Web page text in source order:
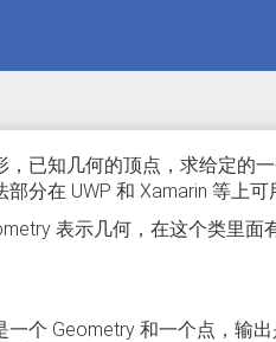
已知几何的顶点，求给定的
分在 UWP 和 Xamarin 等上可
表示几何，在这个类里
个 Geometry 和一个点，输